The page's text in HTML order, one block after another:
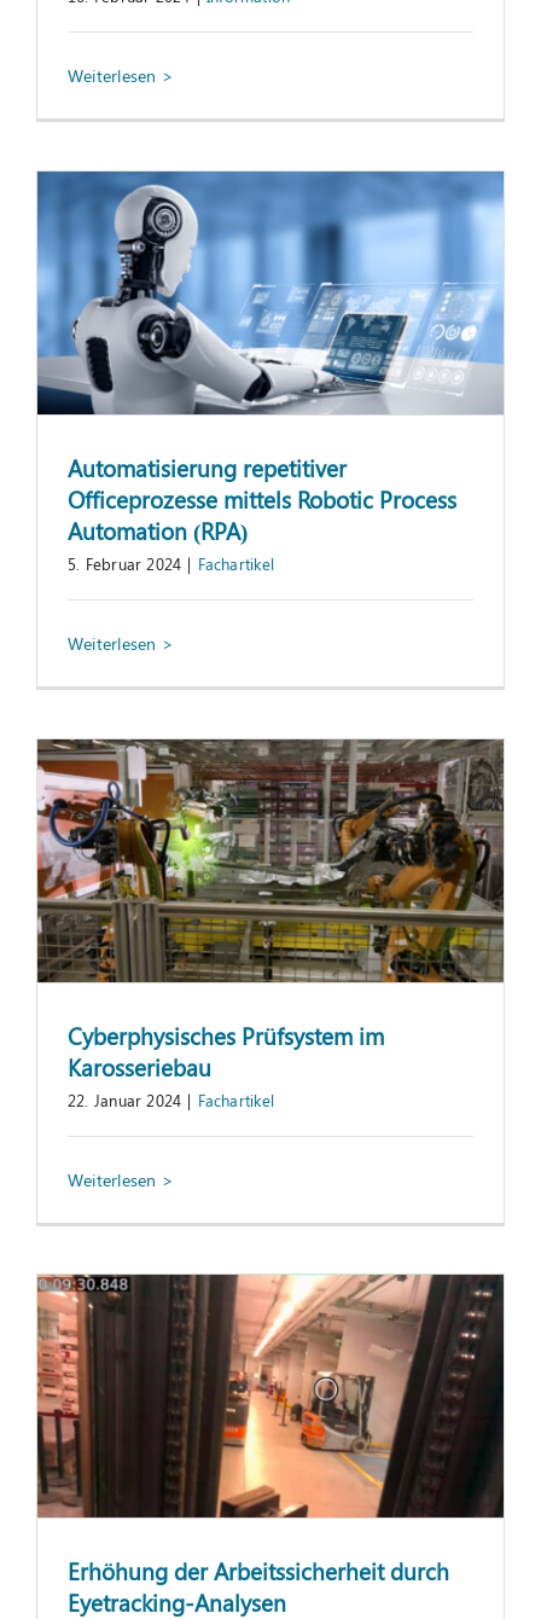
Automatisierung repetitiver
Officeprozesse mittels Robotic Process
Fachartikel
Automatisierung repetitiver
Officeprozesse mittels Robotic Process
Automation (RPA)
5. Februar 2024 | Fachartikel
Cyberphysisches Prüfsystem im
Karosseriebau
22. Januar 2024 | Fachartikel
Eyetracking-Analysen
Erhöhung der Arbeitssicherheit durch
Eyetracking-Analysen